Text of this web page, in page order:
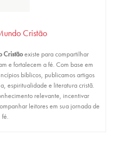
Cristão
Cristãoexiste para compartilhar
e fortalecem a fé. Com base em
bíblicos, publicamos artigos
espiritualidade e literatura cristã.
relevante, incentivar
leitores em sua jornada de
fé.